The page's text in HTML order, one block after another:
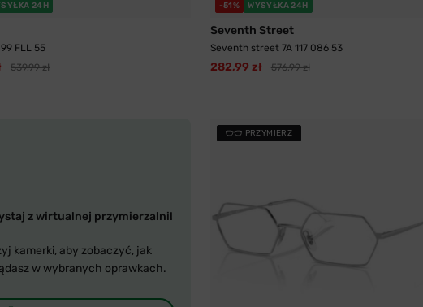
24H
FLL 55
539,99 zł
-51% WYSYŁKA 24H
Seventh Street
Seventh street 7A 117 086 53
282,99 zł 576,99 zł
z wirtualnej przymierzalni!
kamerki, aby zobaczyć, jak
w wybranych oprawkach.
PRZYMIERZ